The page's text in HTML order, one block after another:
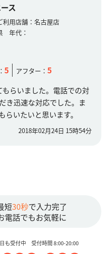
ス
利用店舗： 名古屋店
年代：
5 アフター： 5
らいました。電話での対
き迅速な対応でした。ま
いたいと思います。
2018年02月24日 15時54分
短30秒で入力完了
電話でもお気軽に
も受付中 受付時間 8:00-20:00